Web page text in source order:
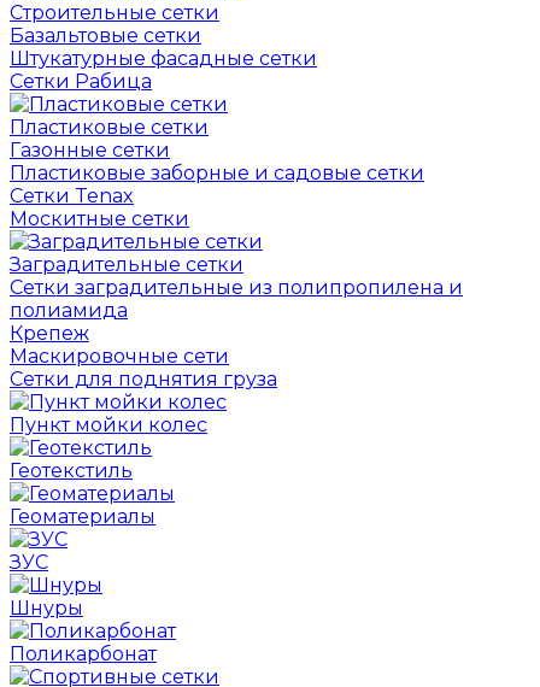
Строительные сетки
Базальтовые сетки
Штукатурные фасадные сетки
Сетки Рабица
Пластиковые сетки
Газонные сетки
Пластиковые заборные и садовые сетки
Сетки Tenax
Москитные сетки
Заградительные сетки
Сетки заградительные из полипропилена и
полиамида
Крепеж
Маскировочные сети
Сетки для поднятия груза
Пункт мойки колес
Геотекстиль
Геоматериалы
ЗУС
Шнуры
Поликарбонат